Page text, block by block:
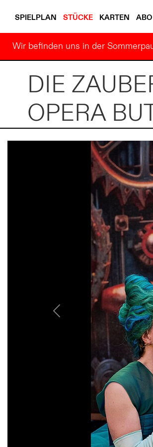
SPIELPLAN STÜCKE KARTEN ABO
Wir befinden uns in der
DIE
OPERA
Previous